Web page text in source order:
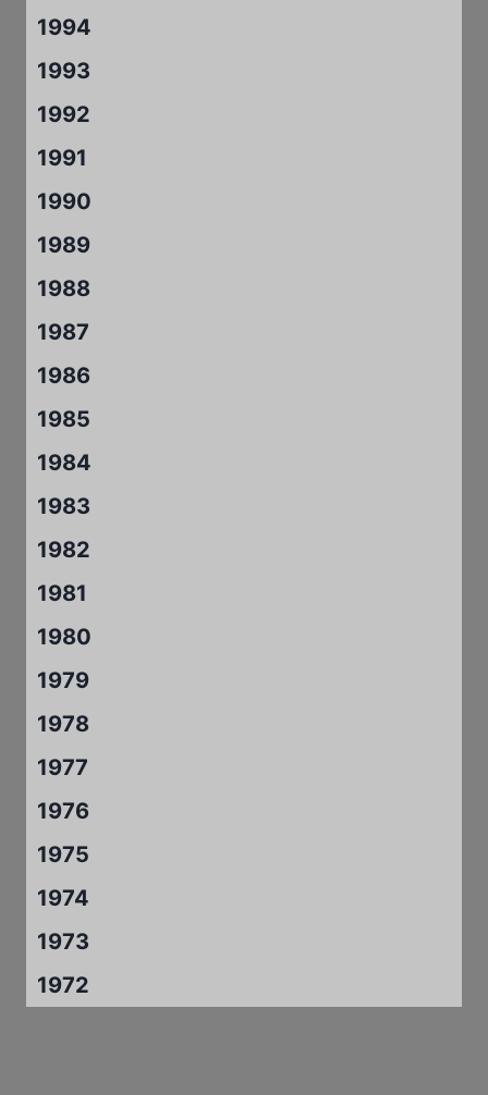
1994
1993
1992
1991
1990
1989
1988
1987
1986
1985
1984
1983
1982
1981
1980
1979
1978
1977
1976
1975
1974
1973
1972